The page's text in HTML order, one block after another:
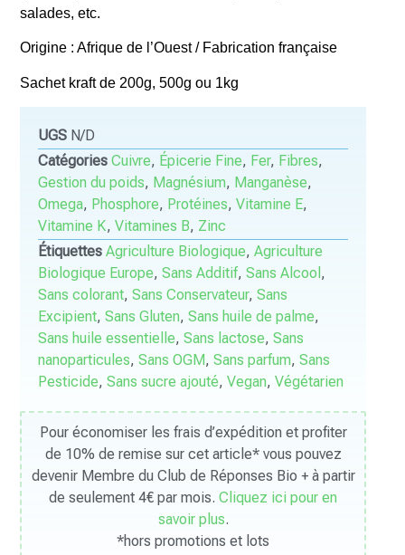
salades, etc.
Origine : Afrique de l’Ouest / Fabrication française
Sachet kraft de 200g, 500g ou 1kg
UGS N/D
Catégories Cuivre, Épicerie Fine, Fer, Fibres,
Gestion du poids, Magnésium, Manganèse,
Omega, Phosphore, Protéines,Vitamine E,
Vitamine K,Vitamines B, Zinc
Étiquettes Agriculture Biologique,Agriculture
Biologique Europe,Sans Additif,Sans Alcool ,
Sans colorant,Sans Conservateur,Sans
Excipient,Sans Gluten,Sans huile de palme,
Sans huile essentielle,Sans lactose,Sans
nanoparticules,Sans OGM,Sans parfum,Sans
Pesticide,Sans sucre ajouté,Vegan,Végétarien
Pour économiser les frais d’expédition et profiter
de 10% de remise sur cet article* vous pouvez
devenir Membre du Club de Réponses Bio + à partir
de seulement 4€ par mois.Cliquez ici pour en
savoir plus.
*hors promotions et lots